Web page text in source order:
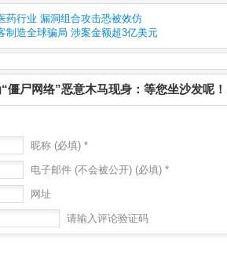
药行业 漏洞组合攻击恐被效仿
制造全球骗局 涉案金额超3亿美元
僵尸网络”恶意木马现身：等您坐沙发呢！
昵称 (必填) *
电子邮件 (不会被公开) (必填) *
网址
请输入评论验证码